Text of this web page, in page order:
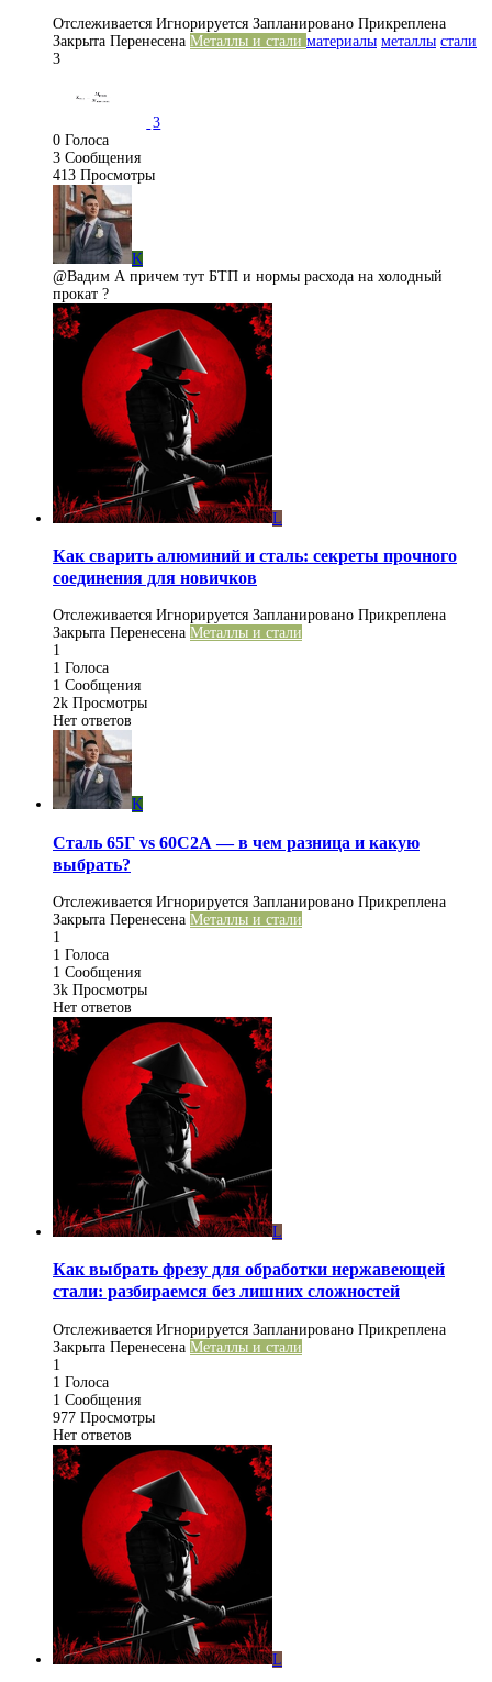
Отслеживается Игнорируется Запланировано Прикреплена
Закрыта Перенесена Металлы и стали материалы металлы стали
3
3
0 Голоса
3 Сообщения
413 Просмотры
K
@Вадим А причем тут БТП и нормы расхода на холодный
прокат ?
L
Как сварить алюминий и сталь: секреты прочного
соединения для новичков
Отслеживается Игнорируется Запланировано Прикреплена
Закрыта Перенесена Металлы и стали
1
1 Голоса
1 Сообщения
2k Просмотры
Нет ответов
K
Сталь 65Г vs 60С2А — в чем разница и какую
выбрать?
Отслеживается Игнорируется Запланировано Прикреплена
Закрыта Перенесена Металлы и стали
1
1 Голоса
1 Сообщения
3k Просмотры
Нет ответов
L
Как выбрать фрезу для обработки нержавеющей
стали: разбираемся без лишних сложностей
Отслеживается Игнорируется Запланировано Прикреплена
Закрыта Перенесена Металлы и стали
1
1 Голоса
1 Сообщения
977 Просмотры
Нет ответов
L